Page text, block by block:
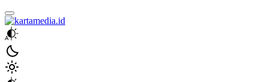
kartamedia.id
Jujur Mengabari